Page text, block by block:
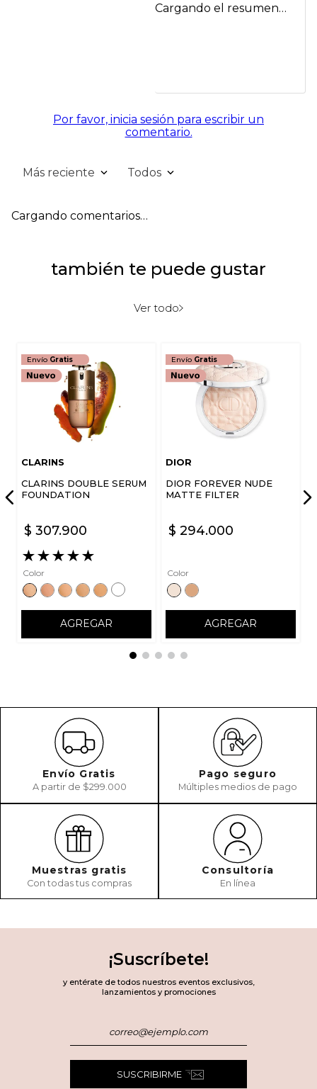
Cargando el resumen…
Por favor, inicia sesión para escribir un
comentario.
Más reciente Todos
Cargando comentarios…
también te puede gustar
Ver todo
Envío Gratis
CLARINS
CLARINS DOUBLE SERUM
FOUNDATION
$ 307.900
★★★★★
Color
AGREGAR
Envío Gratis
DIOR
DIOR FOREVER NUDE
MATTE FILTER
$ 294.000
Color
AGREGAR
Envío Gratis
A partir de $299.000
Pago seguro
Múltiples medios de pago
Muestras gratis
Con todas tus compras
Consultoría
En línea
¡Suscríbete!
y entérate de todos nuestros eventos exclusivos,
lanzamientos y promociones
SUSCRIBIRME